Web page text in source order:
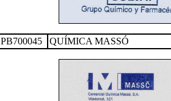
PB700045 QUÍMICA MASSÓ